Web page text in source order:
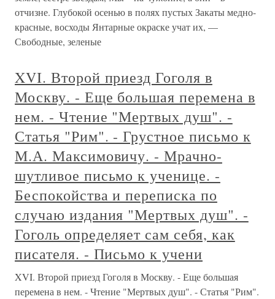
отчизне. Глубокой осенью в полях пустых Закаты медно-
красные, восходы Янтарные окраске учат их, —
Свободные, зеленые
XVI. Второй приезд Гоголя в
Москву. - Еще большая перемена в
нем. - Чтение "Мертвых душ". -
Статья "Рим". - Грустное письмо к
М.А. Максимовичу. - Мрачно-
шутливое письмо к ученице. -
Беспокойства и переписка по
случаю издания "Мертвых душ". -
Гоголь определяет сам себя, как
писателя. - Письмо к учени
XVI. Второй приезд Гоголя в Москву. - Еще большая
перемена в нем. - Чтение "Мертвых душ". - Статья "Рим".